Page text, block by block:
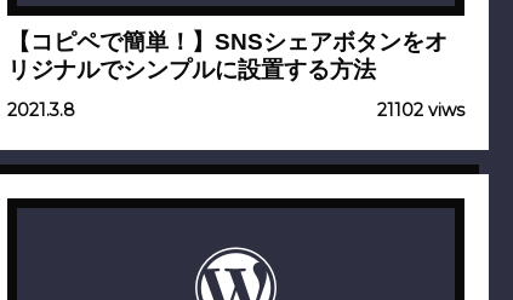
【コピペで簡単！】SNSシェアボタンをオ
リジナルでシンプルに設置する方法
2021.3.8 21102 viws